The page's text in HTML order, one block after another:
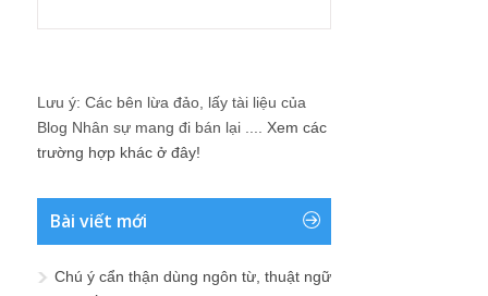
Lưu ý: Các bên lừa đảo, lấy tài liệu của
Blog Nhân sự mang đi bán lại .... Xem các
trường hợp khác ở đây!
Bài viết mới
Chú ý cẩn thận dùng ngôn từ, thuật ngữ